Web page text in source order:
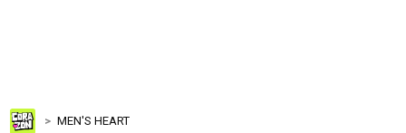
MEN'S HEART